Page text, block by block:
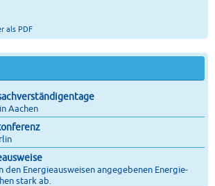
als PDF
Aachen
den Energie­ausweisen angegebenen Energie­
stark ab.